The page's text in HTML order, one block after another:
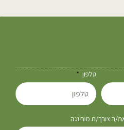
טלפון
ה צורך/ת מורינגה